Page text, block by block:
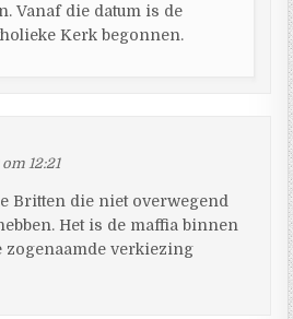
Vanaf die datum is de
Kerk begonnen.
12:21
Britten die niet overwegend
Het is de maffia binnen
zogenaamde verkiezing